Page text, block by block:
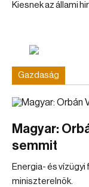
Kiesnek az állami
Gazdaság
Magyar:
semmit
Energia- és
miniszterelnök.